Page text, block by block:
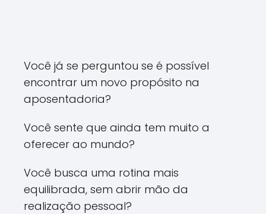
Você já se perguntou se é possível
encontrar um novo propósito na
aposentadoria?
Você sente que ainda tem muito a
oferecer ao mundo?
Você busca uma rotina mais
equilibrada, sem abrir mão da
realização pessoal?